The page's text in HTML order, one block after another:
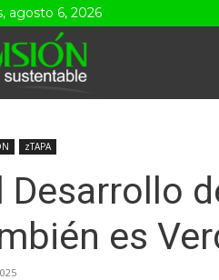
agosto 6, 2026
zTAPA
Desarrollo
es